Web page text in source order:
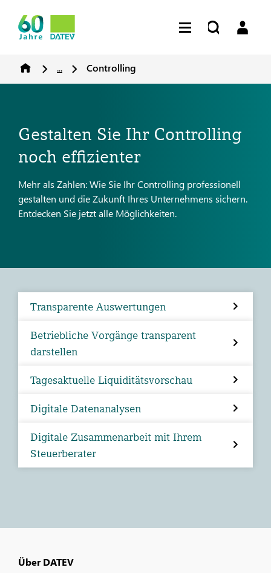
... Controlling
Gestalten Sie Ihr Controlling
noch effizienter
Mehr als Zahlen: Wie Sie Ihr Controlling professionell
gestalten und die Zukunft Ihres Unternehmens sichern.
Entdecken Sie jetzt alle Möglichkeiten.
Transparente Auswertungen
Betriebliche Vorgänge transparent
darstellen
Tagesaktuelle Liquiditätsvorschau
Digitale Datenanalysen
Digitale Zusammenarbeit mit Ihrem
Steuerberater
Über DATEV